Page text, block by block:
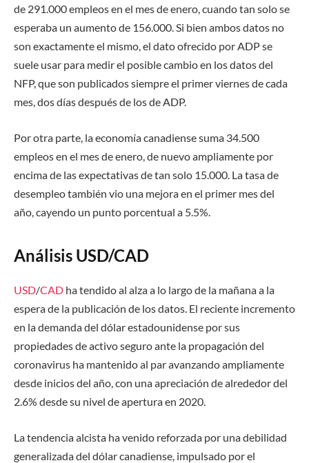
de 291.000 empleos en el mes de enero, cuando tan solo se
esperaba un aumento de 156.000. Si bien ambos datos no
son exactamente el mismo, el dato ofrecido por ADP se
suele usar para medir el posible cambio en los datos del
NFP, que son publicados siempre el primer viernes de cada
mes, dos días después de los de ADP.
Por otra parte, la economía canadiense suma 34.500
empleos en el mes de enero, de nuevo ampliamente por
encima de las expectativas de tan solo 15.000. La tasa de
desempleo también vio una mejora en el primer mes del
año, cayendo un punto porcentual a 5.5%.
Análisis USD/CAD
USD/CAD ha tendido al alza a lo largo de la mañana a la
espera de la publicación de los datos. El reciente incremento
en la demanda del dólar estadounidense por sus
propiedades de activo seguro ante la propagación del
coronavirus ha mantenido al par avanzando ampliamente
desde inicios del año, con una apreciación de alrededor del
2.6% desde su nivel de apertura en 2020.
La tendencia alcista ha venido reforzada por una debilidad
generalizada del dólar canadiense, impulsado por el